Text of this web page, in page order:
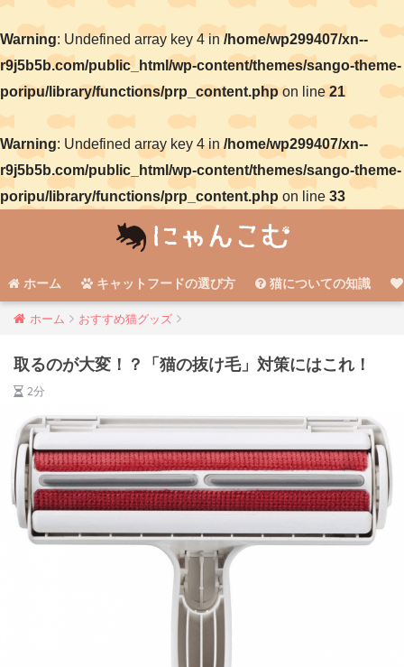
Warning: Undefined array key 4 in/home/wp299407/xn--
r9j5b5b.com/public_html/wp-content/themes/sango-theme-
poripu/library/functions/prp_content.phpon line 21
Warning: Undefined array key 4 in/home/wp299407/xn--
r9j5b5b.com/public_html/wp-content/themes/sango-theme-
poripu/library/functions/prp_content.php on line 33
ホーム キャットフードの選び方 猫についての知識
ホーム おすすめ猫グッズ
取るのが大変！？「猫の抜け毛」対策にはこれ！
2分